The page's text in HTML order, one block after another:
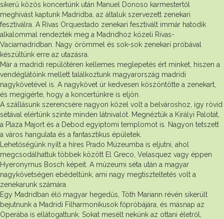
sikerű közös koncertünk után Manuel Donoso karmestertől
meghívást kaptunk Madridba, az általuk szervezett zenekari
fesztiválra. A Rivas Orquestado zenekari fesztivált immár hatodik
alkalommal rendezték meg a Madridhoz közeli Rivas-
Vaciamadridban. Nagy örömmel és sok-sok zenekari próbával
készültünk erre az utazásra.
Már a madridi repülőtéren kellemes meglepetés ért minket, hiszen a
vendéglátóink mellett találkoztunk magyarország madridi
nagykövetével is. A nagykövet úr kedvesen köszöntötte a zenekart,
és megígérte, hogy a koncertünkre is eljön.
A szállásunk szerencsére nagyon közel volt a belvároshoz, így rövid
sétával elértünk szinte minden látnivalót. Megnéztük a Királyi Palotát,
a Plaza Majort és a Debod egyiptomi templomot is. Nagyon tetszett
a város hangulata és a fantasztikus épületek.
Lehetőségünk nyílt a híres Prado Múzeumba is eljutni, ahol
megcsodálhattuk többek között El Greco, Velasquez vagy éppen
Hyeronymus Bosch képeit. A múzeumi séta után a magyar
nagykövetségen ebédeltünk, ami nagy megtiszteltetés volt a
zenekarunk számára.
Egy Madridban élő magyar hegedűs, Tóth Mariann révén sikerült
bejutnunk a Madridi Filharmonikusok főpróbájára, és másnap az
Operába is ellátogattunk. Sokat mesélt nekünk az ottani életről,